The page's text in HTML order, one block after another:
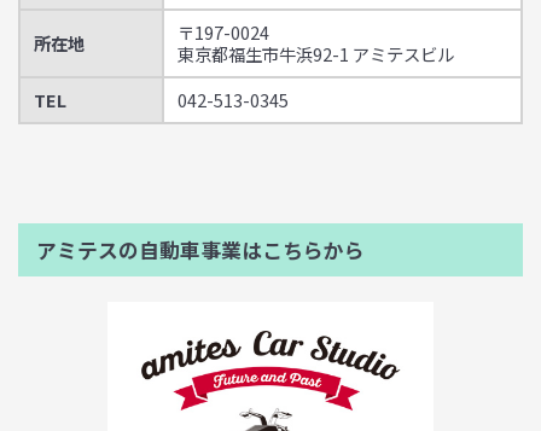
所在地
〒197-0024
東京都福生市牛浜92-1 アミテスビル
TEL
042-513-0345
アミテスの自動車事業はこちらから